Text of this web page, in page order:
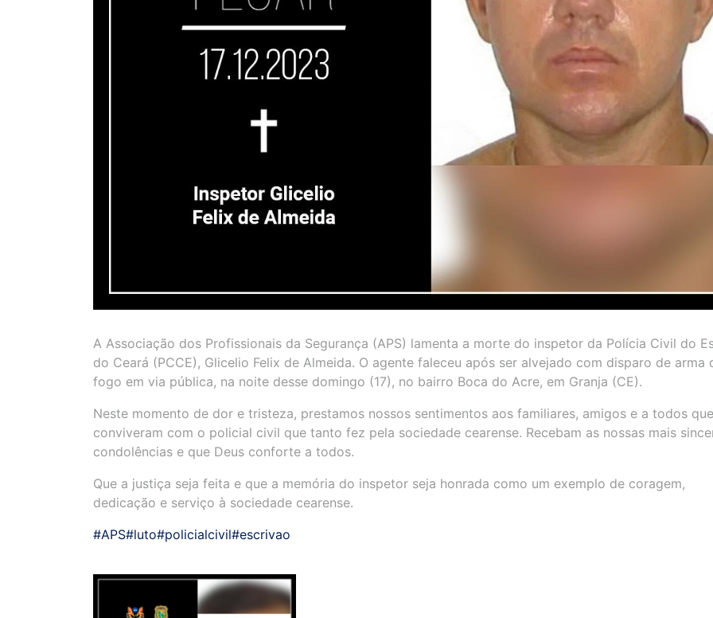
A Associação dos Profissionais da Segurança (APS) lamenta a morte do inspetor da Polícia Civil do
do Ceará (PCCE), Glicelio Felix de Almeida. O agente faleceu após ser alvejado com disparo de arma
fogo em via pública, na noite desse domingo (17), no bairro Boca do Acre, em Granja (CE).
Neste momento de dor e tristeza, prestamos nossos sentimentos aos familiares, amigos e a todos que
conviveram com o policial civil que tanto fez pela sociedade cearense. Recebam as nossas mais
condolências e que Deus conforte a todos.
Que a justiça seja feita e que a memória do inspetor seja honrada como um exemplo de coragem,
dedicação e serviço à sociedade cearense.
#APS#luto#policialcivil#escrivao